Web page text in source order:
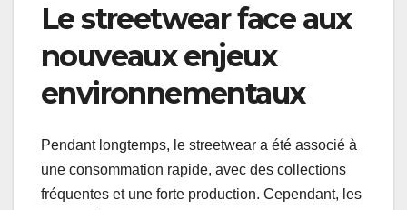
Le streetwear face aux
nouveaux enjeux
environnementaux
Pendant longtemps, le streetwear a été associé à
une consommation rapide, avec des collections
fréquentes et une forte production. Cependant, les